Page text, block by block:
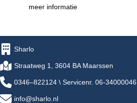
meer informatie
Sharlo
Straatweg 1, 3604 BA Maarssen
0346–822124 \ Servicenr. 06-34000046
info@sharlo.nl